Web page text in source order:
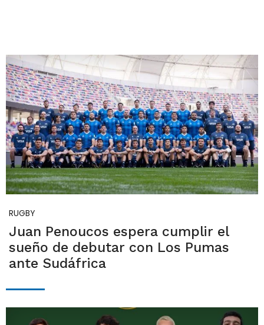
RUGBY
Juan Penoucos espera cumplir el
sueño de debutar con Los Pumas
ante Sudáfrica